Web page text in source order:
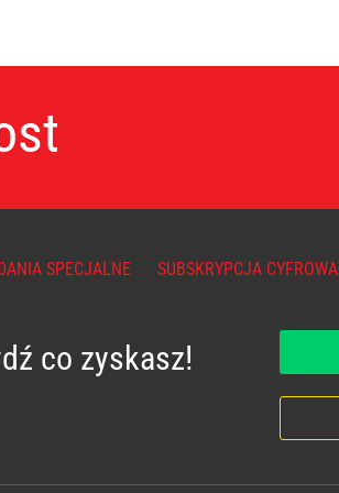
SPECJALNE SUBSKRYPCJA CYFROWA
co zyskasz!